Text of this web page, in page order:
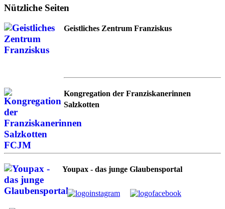
Nützliche Seiten
Geistliches Zentrum Franziskus
Kongregation der Franziskanerinnen
Salzkotten
Youpax - das junge Glaubensportal